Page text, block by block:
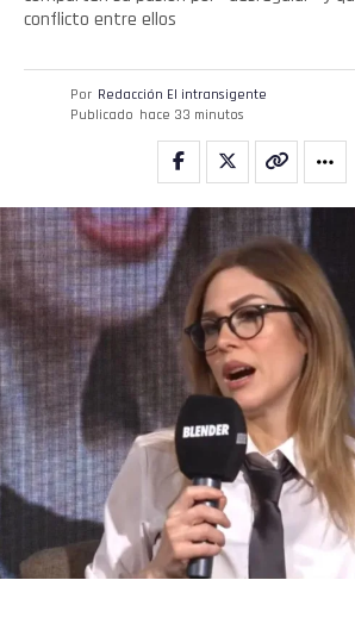
conflicto entre ellos
Por Redacción El intransigente
Publicado hace 33 minutos